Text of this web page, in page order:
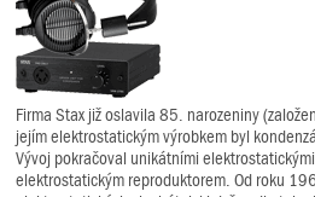
Firma Stax již oslavila 85. narozeniny
jejím elektrostatickým výrobkem byl
Vývoj pokračoval unikátními
elektrostatickým reproduktorem. Od roku